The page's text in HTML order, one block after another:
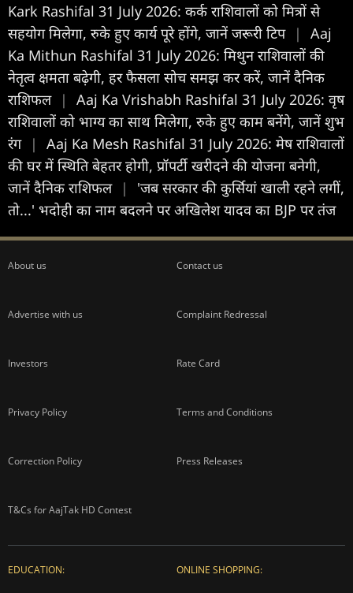
Kark Rashifal 31 July 2026: कर्क राशिवालों को मित्रों से
सहयोग मिलेगा, रुके हुए कार्य पूरे होंगे, जानें जरूरी टिप |
Aaj
Ka Mithun Rashifal 31 July 2026: मिथुन राशिवालों की
नेतृत्व क्षमता बढ़ेगी, हर फैसला सोच समझ कर करें, जानें दैनिक
राशिफल |
Aaj Ka Vrishabh Rashifal 31 July 2026: वृष
राशिवालों को भाग्य का साथ मिलेगा, रुके हुए काम बनेंगे, जानें शुभ
रंग |
Aaj Ka Mesh Rashifal 31 July 2026: मेष राशिवालों
की घर में स्थिति बेहतर होगी, प्रॉपर्टी खरीदने की योजना बनेगी,
जानें दैनिक राशिफल |
'जब सरकार की कुर्सियां खाली रहने लगीं,
तो...' भदोही का नाम बदलने पर अखिलेश यादव का BJP पर तंज
About us Contact us
Advertise with us Complaint Redressal
Investors Rate Card
Privacy Policy Terms and Conditions
Correction Policy Press Releases
T&Cs for AajTak HD Contest
EDUCATION: ONLINE SHOPPING: